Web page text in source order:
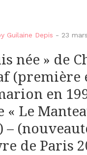
Guilaine Depis - 23
née » de
(première
en
« Le
–
de Paris